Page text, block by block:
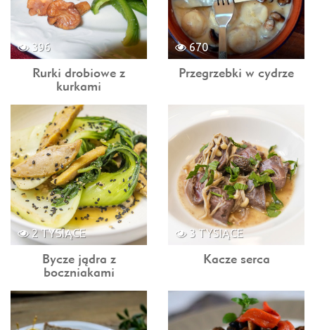
396
Rurki drobiowe z
kurkami
670
Przegrzebki w cydrze
2 TYSIĄCE
Bycze jądra z
boczniakami
3 TYSIĄCE
Kacze serca